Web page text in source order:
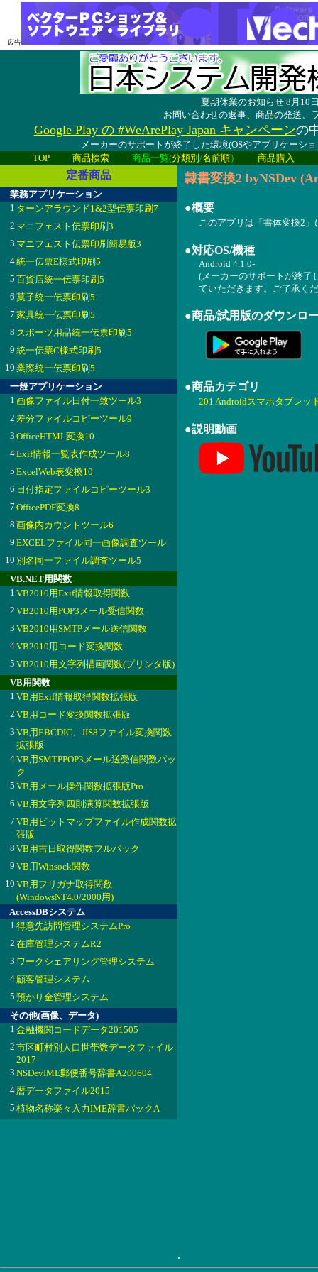
広告
夏期休業のお知らせ 8月10
お問い合わせの返事、商品の発送、
Google Play の #WeArePlay Japan キャンペーンの
メーカーのサポートが終了した環境(OSやアプリケーシ
TOP
商品検索 商品一覧(分類別 /名前順） 商品購入
定番商品
業務アプリケーション
1 ターンアラウンド1&2型伝票印刷7
2 マニフェスト伝票印刷3
3 マニフェスト伝票印刷簡易版3
4統一伝票E様式印刷5
5 百貨店統一伝票印刷5
6 菓子統一伝票印刷5
7 家具統一伝票印刷5
8 スポーツ用品統一伝票印刷5
9 統一伝票C様式印刷5
10 業際統一伝票印刷5
一般アプリケーション
1 画像ファイル日付一致ツール3
2 差分ファイルコピーツール9
3 OfficeHTML変換10
4Exif情報一覧表作成ツール8
5 ExcelWeb表変換10
6 日付指定ファイルコピーツール3
7 OfficePDF変換8
8 画像内カウントツール6
9 EXCELファイル同一画像調査ツール
10 別名同一ファイル調査ツール5
VB.NET用関数
1 VB2010用Exif情報取得関数
2 VB2010用POP3メール受信関数
3 VB2010用SMTPメール送信関数
4VB2010用コード変換関数
5 VB2010用文字列描画関数(プリンタ版)
VB用関数
1 VB用Exif情報取得関数拡張版
2 VB用コード変換関数拡張版
3 VB用EBCDIC、JIS8ファイル変換関数
拡張版
4VB用SMTPPOP3メール送受信関数パッ
ク
5 VB用メール操作関数拡張版Pro
6 VB用文字列四則演算関数拡張版
7 VB用ビットマップファイル作成関数拡
張版
8 VB用吉日取得関数フルパック
9 VB用Winsock関数
10 VB用フリガナ取得関数
(WindowsNT4.0/2000用)
AccessDBシステム
1 得意先訪問管理システムPro
2 在庫管理システムR2
3 ワークシェアリング管理システム
4顧客管理システム
5 預かり金管理システム
その他(画像、データ)
1 金融機関コードデータ201505
2 市区町村別人口世帯数データファイル
2017
3 NSDevIME郵便番号辞書A200604
4暦データファイル2015
5 植物名称楽々入力IME辞書パックA
.
隷書変換2 byNSDev
●概要
このアプリは「書体変換2
●対応OS/機種
Android 4.1.0-
(メーカーのサポートが終了
ていただきます。ご了承く
●商品/試用版のダウンロ
●商品カテゴリ
201 Androidスマホタブレッ
●説明動画